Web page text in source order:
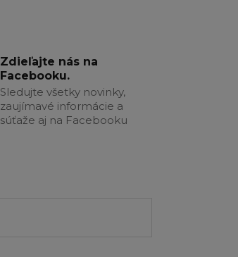
Zdieľajte nás na
Facebooku.
Sledujte všetky novinky,
zaujímavé informácie a
súťaže aj na Facebooku